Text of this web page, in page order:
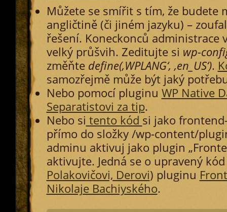
Můžete se smířit s tím, že budete
angličtině (či jiném jazyku) –
řešení. Koneckonců administrace
velký průšvih. Zeditujte si wp-
změňte define(‚WPLANG‘, ‚en_US‘).
samozřejmě může být jaký
Nebo pomocí pluginu WP Native
Separatistovi za tip.
Nebo si tento kód si jako
přímo do složky /wp-content/
adminu aktivuj jako plugin
aktivujte. Jedná se o upravený
Polakovičovi, Derovi) pluginu
Nikolaje Bachiyského.